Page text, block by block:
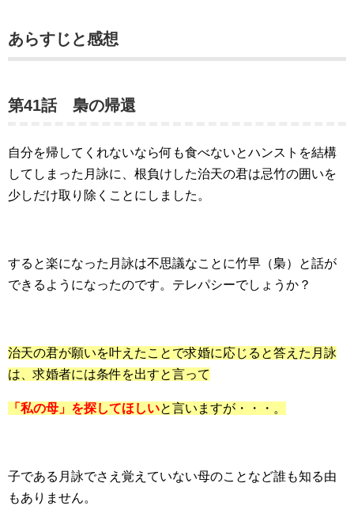
あらすじと感想
第41話 梟の帰還
自分を帰してくれないなら何も食べないとハンストを結構
してしまった月詠に、根負けした治天の君は忌竹の囲いを
少しだけ取り除くことにしました。
すると楽になった月詠は不思議なことに竹早（梟）と話が
できるようになったのです。テレパシーでしょうか？
治天の君が願いを叶えたことで求婚に応じると答えた月詠
は、求婚者には条件を出すと言って
「私の母」を探してほしいと言いますが・・・。
子である月詠でさえ覚えていない母のことなど誰も知る由
もありません。